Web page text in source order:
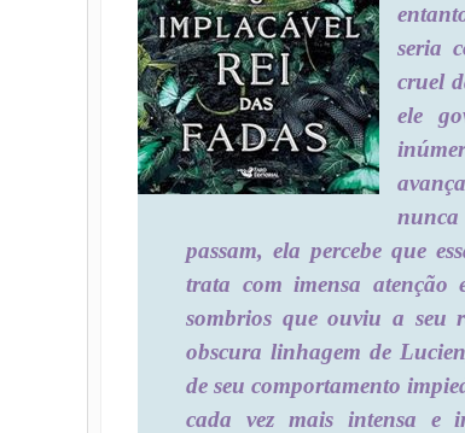
seria
cruel
ele
nunca
passam, ela percebe que
trata com imensa atenção
sombrios que ouviu a seu
obscura linhagem de
de seu comportamento
cada vez mais intensa e